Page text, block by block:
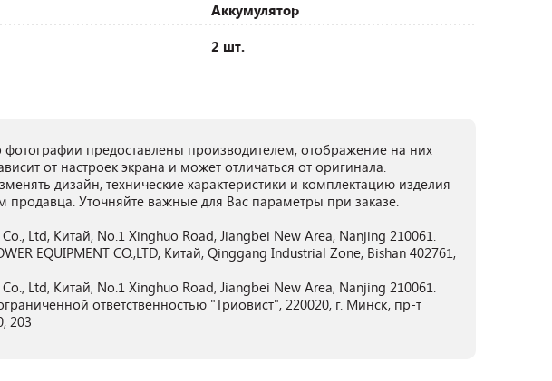
Аккумулятор
2 шт.
предоставлены производителем, отображение на них
от настроек экрана и может отличаться от оригинала.
дизайн, технические характеристики и комплектацию изделия
продавца. Уточняйте важные для Вас параметры при заказе.
Ltd, Китай, No.1 Xinghuo Road, Jiangbei New Area, Nanjing 210061.
EQUIPMENT CO.,LTD, Китай, Qinggang Industrial Zone, Bishan 402761,
Ltd, Китай, No.1 Xinghuo Road, Jiangbei New Area, Nanjing 210061.
ответственностью "Триовист", 220020, г. Минск, пр-т
203